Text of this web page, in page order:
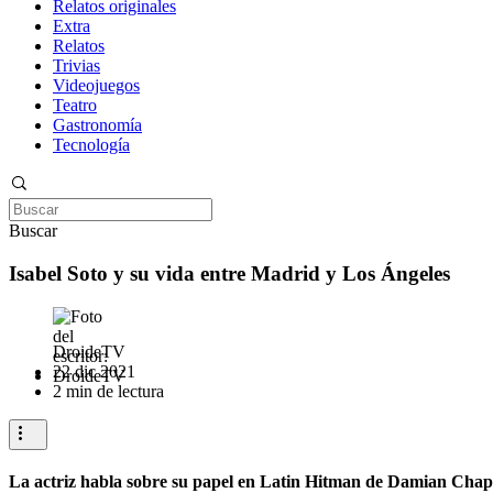
Relatos originales
Extra
Relatos
Trivias
Videojuegos
Teatro
Gastronomía
Tecnología
Buscar
Isabel Soto y su vida entre Madrid y Los Ángeles
DroideTV
22 dic 2021
2 min de lectura
La actriz habla sobre su papel en Latin Hitman de Damian